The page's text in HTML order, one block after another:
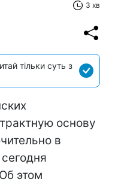
3 хв
тільки суть з
основу
в
этом